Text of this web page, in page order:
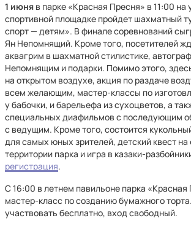
1 июня в парке «Красная Пресня» в 11:00 на
спортивной площадке пройдет шахматный
спорт — детям». В финале соревнований
Ян Непомнящий. Кроме того, посетителей
аквагрим в шахматной стилистике,
Непомнящим и подарки. Помимо этого,
на открытом воздухе, акция по раздаче
всем желающим, мастер-классы по
у бабочки, и барельефа из сухоцветов, а
специальных диафильмов с последующим
с ведущим. Кроме того, состоится
для самых юных зрителей, детский квест на
территории парка и игра в казаки-
регистрация.
С 16:00 в летнем павильоне парка
мастер-класс по созданию бумажного
участвовать бесплатно, вход свободный.